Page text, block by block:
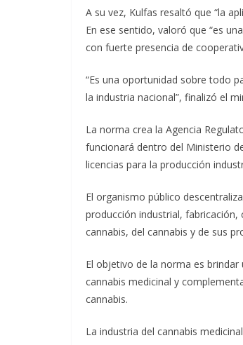
A su vez, Kulfas resaltó que “la
En ese sentido, valoró que “es
con fuerte presencia de
“Es una oportunidad sobre todo
la industria nacional”, finalizó el
La norma crea la Agencia
funcionará dentro del Ministerio
licencias para la producción
El organismo público
producción industrial,
cannabis, del cannabis y de sus
El objetivo de la norma es
cannabis medicinal y
cannabis.
La industria del cannabis